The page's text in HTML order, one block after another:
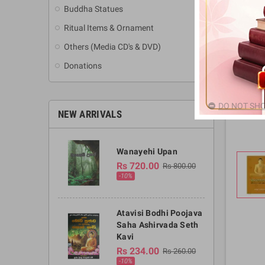
Buddha Statues
Ritual Items & Ornament
Others (Media CD's & DVD)
Donations
NEW ARRIVALS
Wanayehi Upan
Rs 720.00 Rs 800.00
-10%
Atavisi Bodhi Poojava
Saha Ashirvada Seth
Kavi
Rs 234.00 Rs 260.00
-10%
DO NOT